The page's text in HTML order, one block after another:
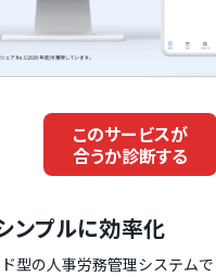
このサービスが
合うか診断する
ンプルに効率化
型の人事労務管理システムで